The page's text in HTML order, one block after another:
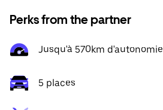
Perks from the partner
Jusqu'à 570km d'autonomie
5 places